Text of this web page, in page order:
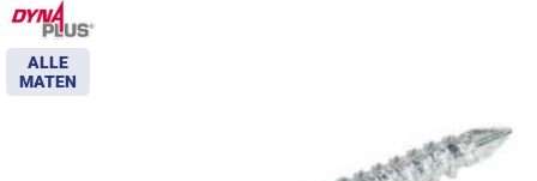
ALLE
MATEN